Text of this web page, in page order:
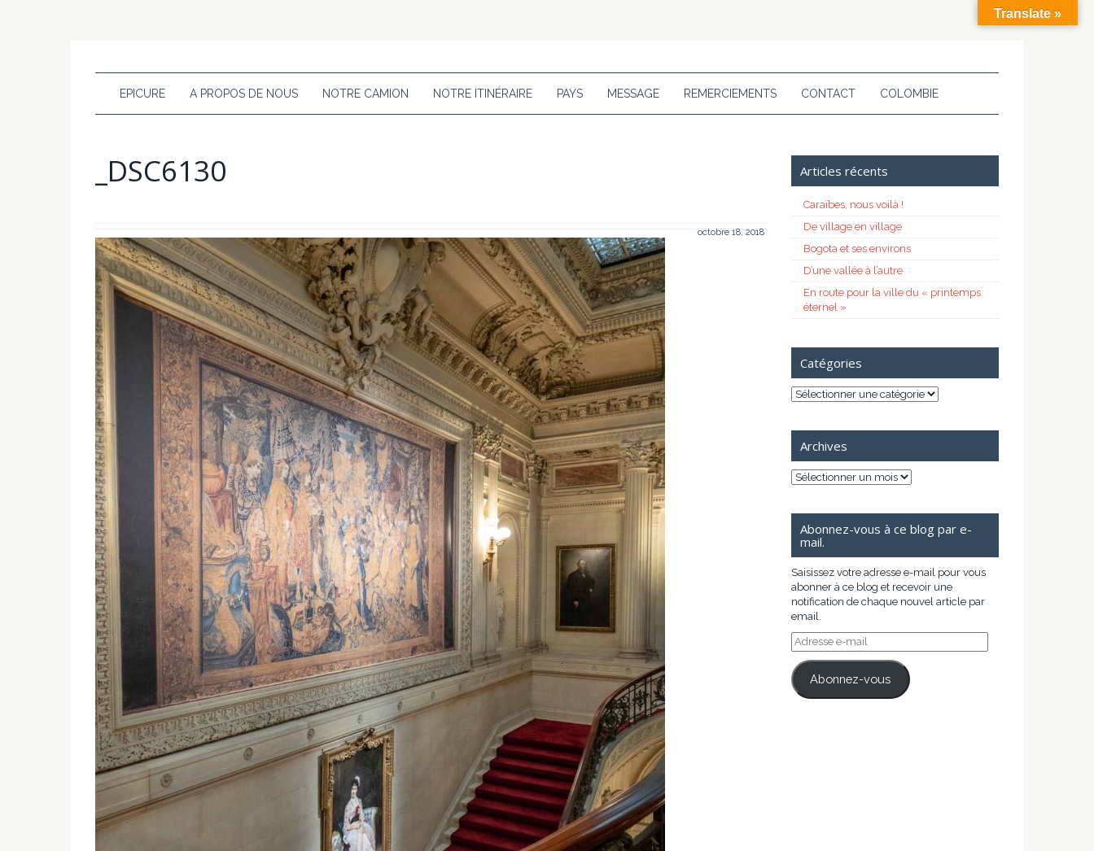
EPICURE A PROPOS DE NOUS NOTRE CAMION NOTRE ITINÉRAIRE PAYS MESSAGE REMERCIEMENTS CONTACT COLOMBIE
_DSC6130
octobre 18, 2018
Articles récents
Caraïbes, nous voilà !
De village en village
Bogota et ses environs
D’une vallée à l’autre
En route pour la ville du « printemps
éternel »
Catégories
Catégories
Archives
Archives
Abonnez-vous à ce blog par e-
mail.
Saisissez votre adresse e-mail pour vous
abonner à ce blog et recevoir une
notification de chaque nouvel article par
email.
Adresse
e-
mail
Abonnez-vous
Translate »